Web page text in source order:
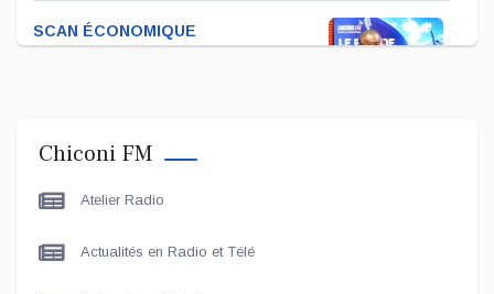
SCAN ÉCONOMIQUE
L'Association Zé Run pour le
Communes
Chiconi FM
Atelier Radio
Actualités en Radio et Télé